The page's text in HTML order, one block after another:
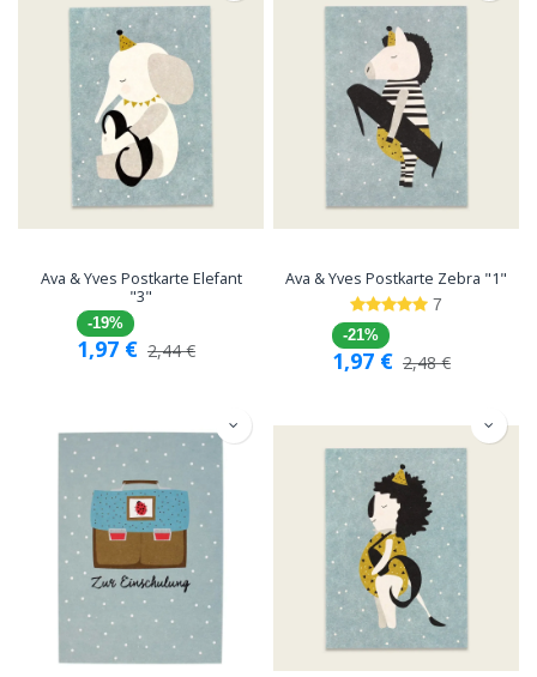
Ava & Yves Postkarte Elefant
"3"
-19%
1,97 € 2,44€
Ava & Yves Postkarte Zebra "1"
7
-21%
1,97 € 2,48€